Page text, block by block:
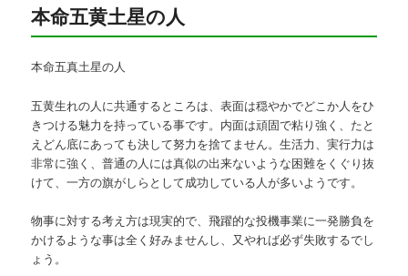
本命五黄土星の人
本命五真土星の人
五黄生れの人に共通するところは、表面は穏やかでどこか人をひ
きつける魅力を持っている事です。内面は頑固で粘り強く、たと
えどん底にあっても決して努力を捨てません。生活力、実行力は
非常に強く、普通の人には真似の出来ないような困難をくぐり抜
けて、一方の旗がしらとして成功している人が多いようです。
物事に対する考え方は現実的で、飛躍的な投機事業に一発勝負を
かけるような事は全く好みませんし、又やれば必ず失敗するでし
ょう。